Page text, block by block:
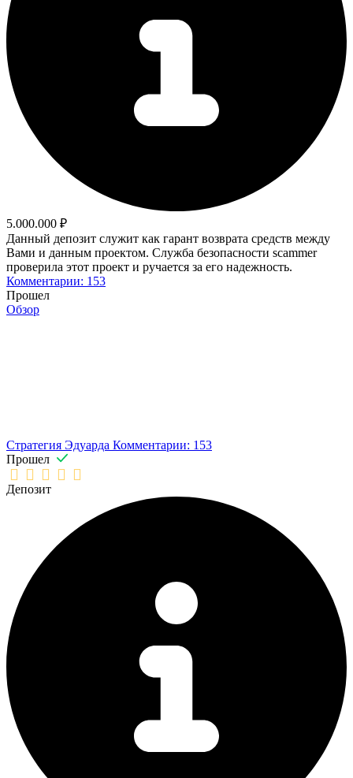
5.000.000 ₽
Данный депозит служит как гарант возврата средств между
Вами и данным проектом. Служба безопасности scammer
проверила этот проект и ручается за его надежность.
Комментарии: 153
Прошел
Обзор
Стратегия Эдуарда Комментарии: 153
Прошел
Депозит